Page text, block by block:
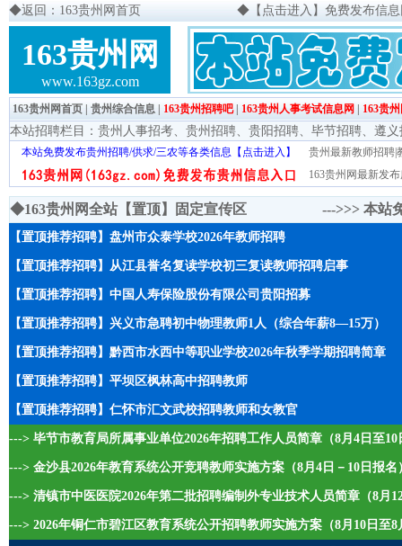
◆返回：163贵州网首页 ◆ 【点击进入】免费发布信
163贵州网
www.163gz.com
163贵州网首页 贵州综合信息 163贵州招聘吧| 163贵州人事考试信息网 163贵
本站招聘栏目： 贵州人事招考、 贵州招聘、 贵阳招聘、 毕节招聘、 遵义
本站免费发布贵州招聘/供求/三农等各类信息【点击进入】
贵州最新教师招聘|
163贵州网最新发
◆163贵州网全站【置顶】固定宣传区 --->>> 本站
【置顶推荐招聘】盘州市众泰学校2026年教师招聘
【置顶推荐招聘】从江县誉名复读学校初三复读教师招聘启事
【置顶推荐招聘】中国人寿保险股份有限公司贵阳招募
【置顶推荐招聘】兴义市急聘初中物理教师1人（综合年薪8—15万）
【置顶推荐招聘】黔西市水西中等职业学校2026年秋季学期招聘简章
【置顶推荐招聘】平坝区枫林高中招聘教师
【置顶推荐招聘】仁怀市汇文武校招聘教师和女教官
---> 毕节市教育局所属事业单位2026年招聘工作人员简章（8月4日至10
---> 金沙县2026年教育系统公开竞聘教师实施方案（8月4日－10日报名
---> 清镇市中医医院2026年第二批招聘编制外专业技术人员简章（8月
---> 2026年铜仁市碧江区教育系统公开招聘教师实施方案（8月10日至8